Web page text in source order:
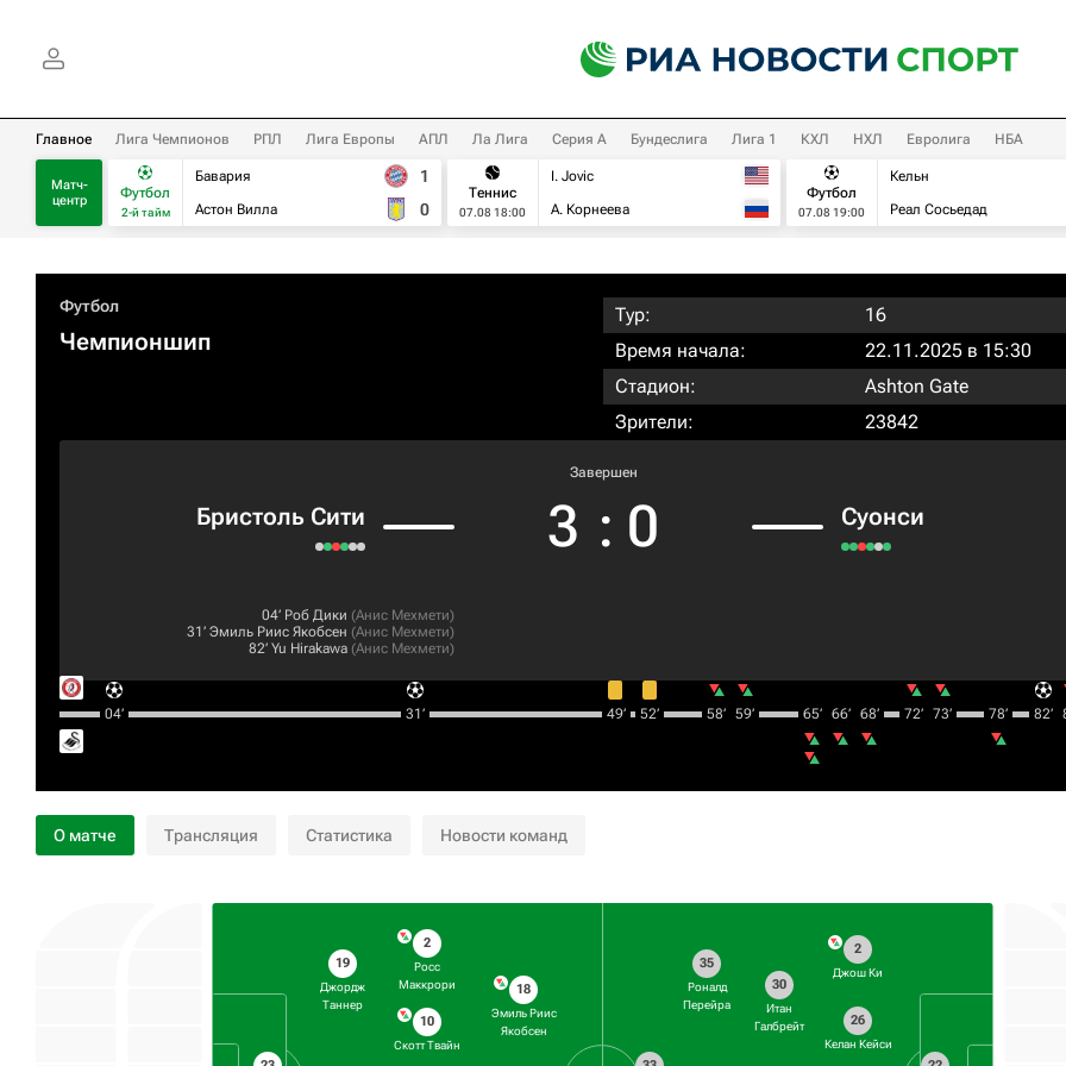
Главное Лига Чемпионов РПЛ Лига Европы АПЛ Ла Лига Серия А Бундеслига Лига 1 КХЛ НХЛ Евролига НБА
Матч-
центр
Футбол
2-й тайм
Бавария
Астон Вилла
1
0
Теннис
07.08 18:00
I. Jovic
А. Корнеева
Футбол
07.08 19:00
Кельн
Реал Сосьедад
Футбол
Чемпионшип
Тур:
16
Время начала:
22.11.2025 в 15:30
Стадион:
Ashton Gate
Зрители:
23842
Бристоль Сити
Завершен
3 : 0 Суонси
04‎’‎ Роб Дики (Анис Мехмети)
31‎’‎ Эмиль Риис Якобсен (Анис Мехмети)
82‎’‎ Yu Hirakawa (Анис Мехмети)
04‎’‎ 31‎’‎ 49‎’‎ 52‎’‎ 58‎’‎ 59‎’‎ 65‎’‎ 66‎’‎ 68‎’‎ 72‎’‎ 73‎’‎ 78‎’‎ 82‎’‎
О матче Трансляция Статистика Новости команд
19
Джордж
Таннер
2
Росс
Маккрори
10
Скотт Твайн
18
Эмиль Риис
Якобсен
2
Джош Ки
26
Келан Кейси
30
Итан
Галбрейт
35
Роналд
Перейра